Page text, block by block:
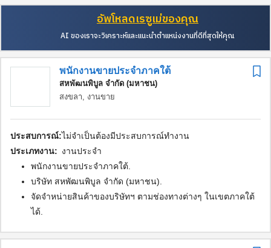
อัพโหลดเรซูเม่ของคุณ
AI ของเราจะวิเคราะห์และแนะนำตำแหน่งงานที่ดีที่สุดให้คุณ
พนักงานขายประจำภาคใต้
สหพัฒนพิบูล จำกัด (มหาชน)
สงขลา, งานขาย
ประสบการณ์: ไม่จำเป็นต้องมีประสบการณ์ทำงาน
ประเภทงาน:
งานประจำ
พนักงานขายประจำภาคใต้.
บริษัท สหพัฒนพิบูล จำกัด (มหาชน).
จัดจำหน่ายสินค้าของบริษัทฯ ตามช่องทางต่างๆ ในเขตภาคใต้
ได้.